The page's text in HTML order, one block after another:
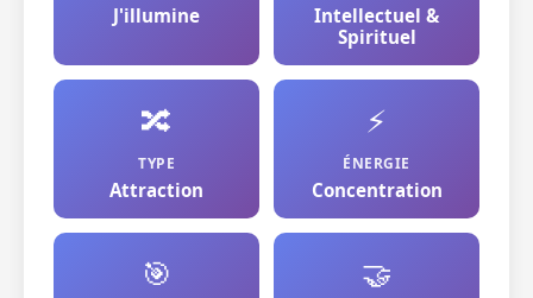
J'illumine
Intellectuel &
Spirituel
🔀
TYPE
Attraction
⚡
ÉNERGIE
Concentration
🎯 🤝